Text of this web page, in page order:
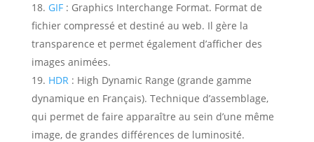
GIF: Graphics Interchange Format. Format de
fichier compressé et destiné au web. Il gère la
transparence et permet également d’afficher des
images animées.
HDR: High Dynamic Range (grande gamme
dynamique en Français). Technique d’assemblage,
qui permet de faire apparaître au sein d’une même
image, de grandes différences de luminosité.